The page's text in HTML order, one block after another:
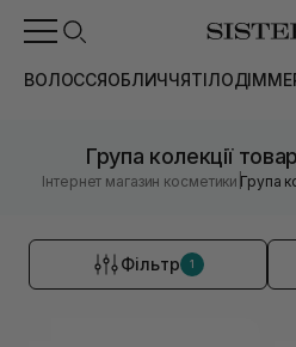
ВОЛОССЯОБЛИЧЧЯТІЛОДІМ
Група колекції
Інтернет магазин косметики |Група
Фільтр 1